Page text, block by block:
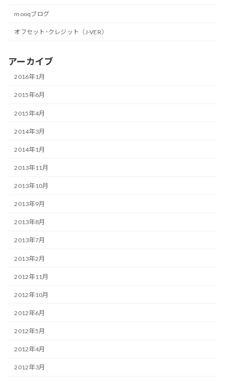
mooqブログ
オフセット･クレジット（J-VER）
アーカイブ
2016年1月
2015年6月
2015年4月
2014年3月
2014年1月
2013年11月
2013年10月
2013年9月
2013年8月
2013年7月
2013年2月
2012年11月
2012年10月
2012年6月
2012年5月
2012年4月
2012年3月